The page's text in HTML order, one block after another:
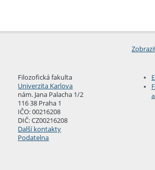
Filozofická fakulta
Univerzita Karlova
nám. Jana Palacha 1/2
116 38 Praha 1
IČO: 00216208
DIČ: CZ00216208
Další kontakty
Podatelna